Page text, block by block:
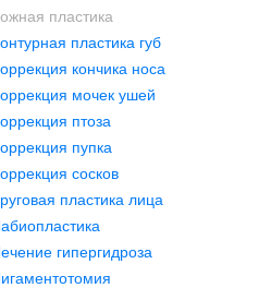
пластика
пластика губ
кончика носа
мочек ушей
птоза
пупка
сосков
пластика лица
гипергидроза